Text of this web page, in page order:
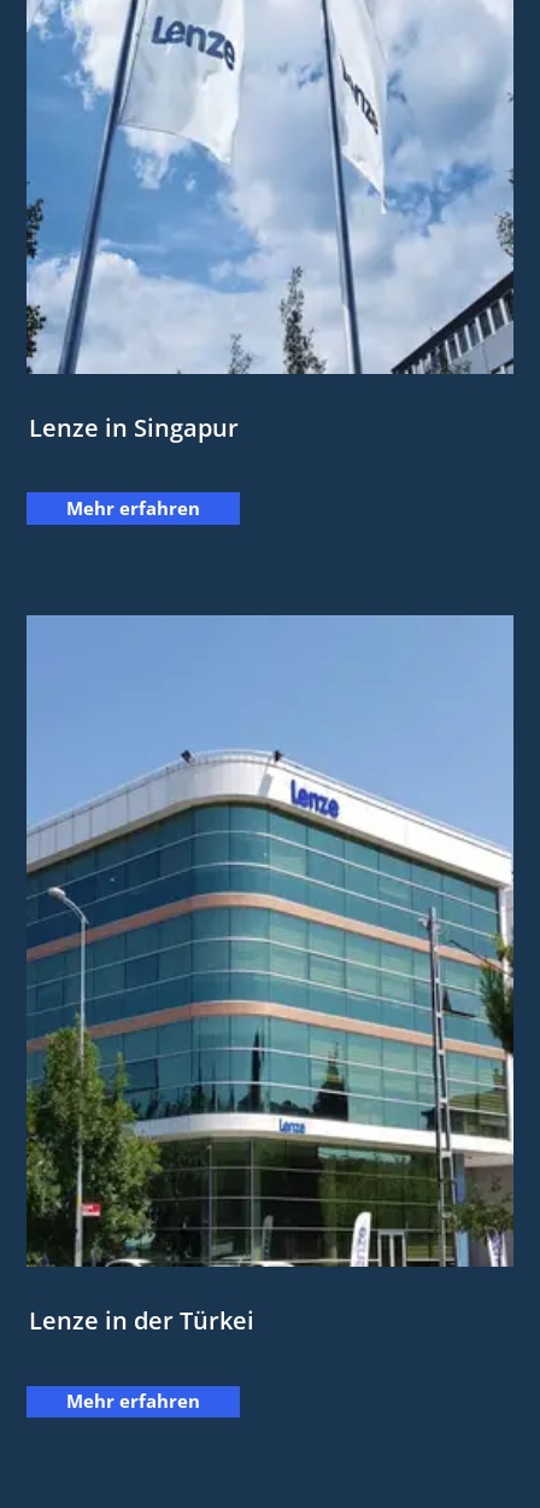
Lenze in Singapur
Mehr erfahren
Lenze in der Türkei
Mehr erfahren